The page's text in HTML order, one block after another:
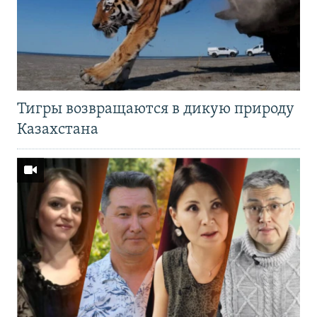
Тигры возвращаются в дикую природу
Казахстана